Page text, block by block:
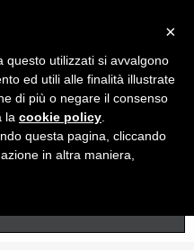
×
questo utilizzati si avvalgono
ed utili alle finalità illustrate
di più o negare il consenso
la cookie policy
questa pagina, cliccando
in altra maniera,